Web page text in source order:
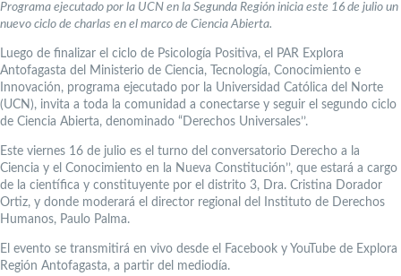
Programa ejecutado por la UCN en la Segunda Región inicia este 16 de julio un
nuevo ciclo de charlas en el marco de Ciencia Abierta.
Luego de finalizar el ciclo de Psicología Positiva, el PAR Explora
Antofagasta del Ministerio de Ciencia, Tecnología, Conocimiento e
Innovación, programa ejecutado por la Universidad Católica del Norte
(UCN), invita a toda la comunidad a conectarse y seguir el segundo ciclo
de Ciencia Abierta, denominado “Derechos Universales’’.
Este viernes 16 de julio es el turno del conversatorio Derecho a la
Ciencia y el Conocimiento en la Nueva Constitución’’, que estará a cargo
de la científica y constituyente por el distrito 3, Dra. Cristina Dorador
Ortiz, y donde moderará el director regional del Instituto de Derechos
Humanos, Paulo Palma.
El evento se transmitirá en vivo desde el Facebook y YouTube de Explora
Región Antofagasta, a partir del mediodía.